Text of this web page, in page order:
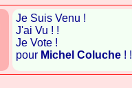
Je Suis Venu !
J'ai Vu ! !
Je Vote !
pour Michel Coluche !